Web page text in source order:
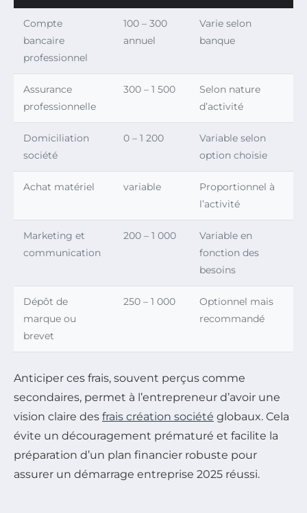
Compte
bancaire
professionnel
100 – 300
annuel
Varie selon
banque
Assurance
professionnelle
300 – 1 500
Selon nature
d’activité
Domiciliation
société
0 – 1 200
Variable selon
option choisie
Achat matériel variable
Proportionnel à
l’activité
Marketing et
communication
200 – 1 000
Variable en
fonction des
besoins
Dépôt de
marque ou
brevet
250 – 1 000
Optionnel mais
recommandé
Anticiper ces frais, souvent perçus comme
secondaires, permet à l’entrepreneur d’avoir une
vision claire des frais création société globaux. Cela
évite un découragement prématuré et facilite la
préparation d’un plan financier robuste pour
assurer un démarrage entreprise 2025 réussi.